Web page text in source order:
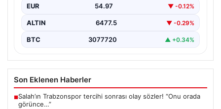
EUR 54.97 ▼ -0.12%
ALTIN 6477.5 ▼ -0.29%
BTC 3077720 ▲ +0.34%
Son Eklenen Haberler
■Salah’ın Trabzonspor tercihi sonrası olay sözler! “Onu orada
görünce…”